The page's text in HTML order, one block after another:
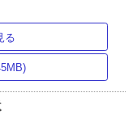
る